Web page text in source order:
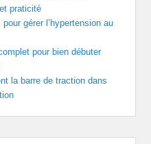
praticité
gérer l’hypertension au
pour bien débuter
la barre de traction dans